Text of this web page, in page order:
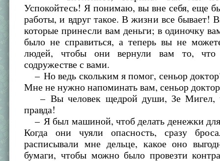
Успокойтесь! Я понимаю, вы вне себя, еще
работы, и вдруг такое. В жизни все бывает!
которые принесли вам деньги; в одиночку
было не справиться, а теперь вы не
людей, чтобы они вернули вам то, что
содружестве с вами.
– Но ведь скольким я помог, сеньор
Мне не нужно напоминать вам, сеньор
– Вы человек щедрой души, Зе Мигел,
правда!
– Я был машиной, чтоб делать денежки
Когда они чуяли опасность, сразу
расписывали мне дельце, какое оно
бумаги, чтобы можно было провезти